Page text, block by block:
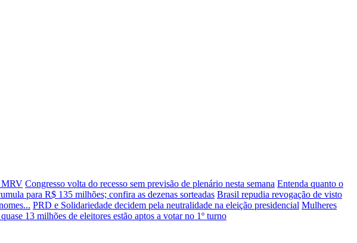
MRV Congresso volta do recesso sem previsão de plenário nesta semana Entenda quanto o
para R$ 135 milhões; confira as dezenas sorteadas Brasil repudia revogação de visto
PRD e Solidariedade decidem pela neutralidade na eleição presidencial Mulheres
13 milhões de eleitores estão aptos a votar no 1º turno